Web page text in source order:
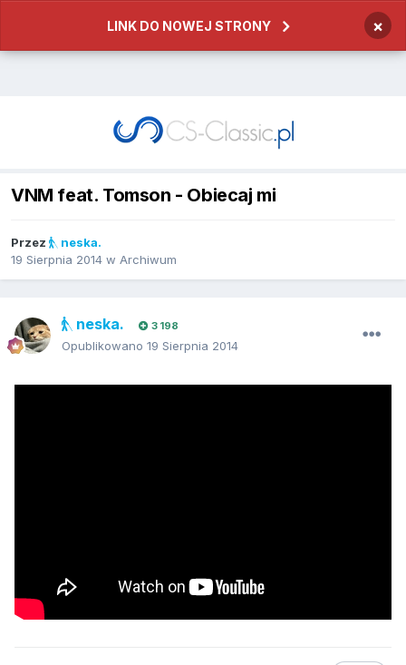
LINK DO NOWEJ STRONY ×
VNM feat. Tomson - Obiecaj mi
Przez
neska.
19 Sierpnia 2014 w Archiwum
neska. 3 198
Opublikowano 19 Sierpnia 2014